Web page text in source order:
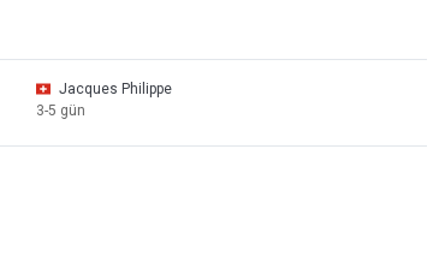
Jacques Philippe
3-5 gün